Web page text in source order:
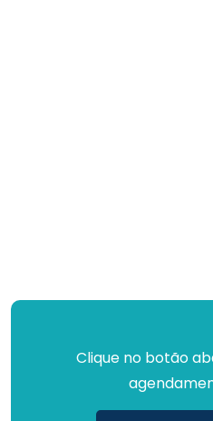
Clique no botão